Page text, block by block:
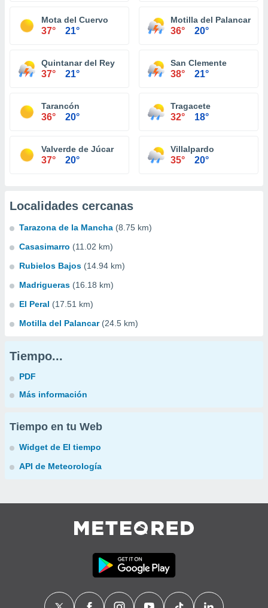
Mota del Cuervo
37° 21°
Motilla del Palancar
36° 20°
Quintanar del Rey
37° 21°
San Clemente
38° 21°
Tarancón
36° 20°
Tragacete
32° 18°
Valverde de Júcar
37° 20°
Villalpardo
35° 20°
Localidades cercanas
Tarazona de la Mancha (8.75 km)
Casasimarro (11.02 km)
Rubielos Bajos (14.94 km)
Madrigueras (16.18 km)
El Peral (17.51 km)
Motilla del Palancar (24.5 km)
Tiempo...
PDF
Más información
Tiempo en tu Web
Widget de El tiempo
API de Meteorología